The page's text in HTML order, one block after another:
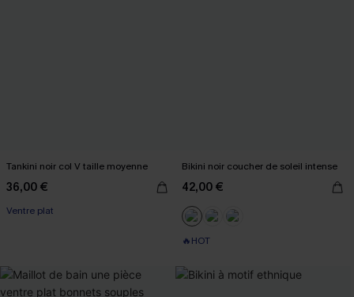
Tankini noir col V taille moyenne
36,00 €
Ventre plat
Bikini noir coucher de soleil intense
42,00 €
🔥HOT